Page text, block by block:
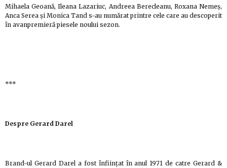
Mihaela Geoană, Ileana Lazariuc, Andreea Berecleanu, Roxana Nemeș,
Anca Serea și Monica Tand s-au numărat printre cele care au descoperit
în avanpremieră piesele noului sezon.
***
Despre Gerard Darel
Brand-ul Gerard Darel a fost înființat în anul 1971 de catre Gerard &